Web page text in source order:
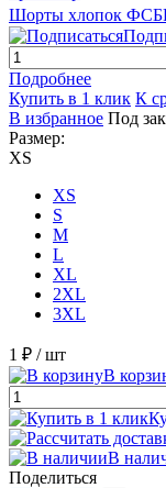
Шорты хлопок
Подробнее
Купить в 1 клик К
В избранное Под
Размер:
XS
XS
S
M
L
XL
2XL
3XL
1 ₽ / шт
В
В
Поделиться